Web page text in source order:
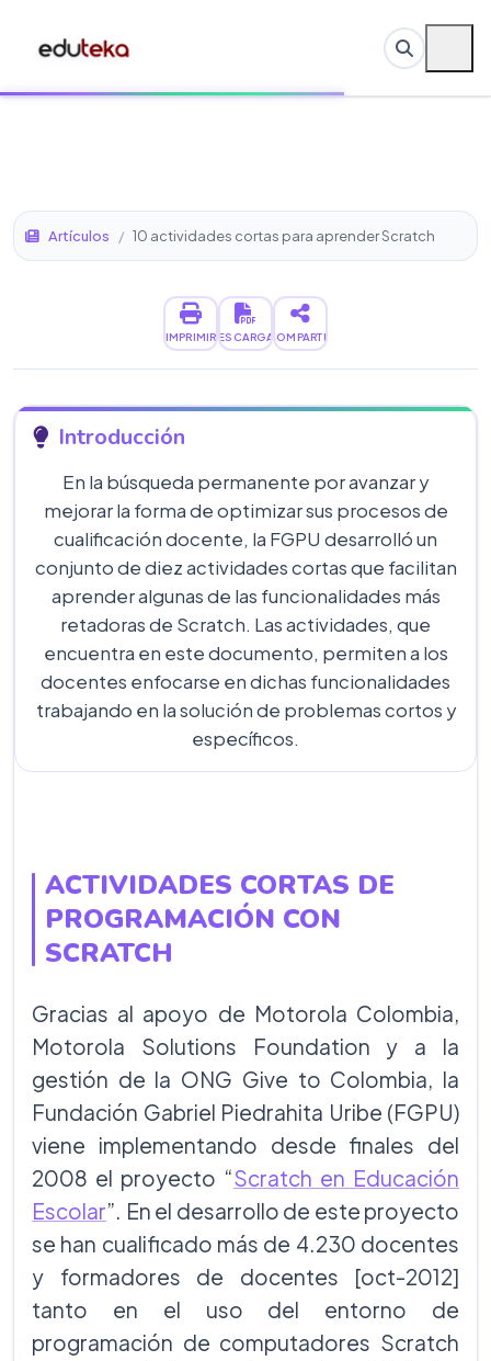
Artículos / 10 actividades cortas para aprender Scratch
IMPRIMIRDESCARGARCOMPARTIR
Introducción
En la búsqueda permanente por avanzar y
mejorar la forma de optimizar sus procesos de
cualificación docente, la FGPU desarrolló un
conjunto de diez actividades cortas que facilitan
aprender algunas de las funcionalidades más
retadoras de Scratch. Las actividades, que
encuentra en este documento, permiten a los
docentes enfocarse en dichas funcionalidades
trabajando en la solución de problemas cortos y
específicos.
ACTIVIDADES CORTAS DE
PROGRAMACIÓN CON
SCRATCH
Gracias al apoyo de Motorola Colombia,
Motorola Solutions Foundation y a la
gestión de la ONG Give to Colombia, la
Fundación Gabriel Piedrahita Uribe (FGPU)
viene implementando desde finales del
2008 el proyecto “Scratch en Educación
Escolar”. En el desarrollo de este proyecto
se han cualificado más de 4.230 docentes
y formadores de docentes [oct-2012]
tanto en el uso del entorno de
programación de computadores Scratch